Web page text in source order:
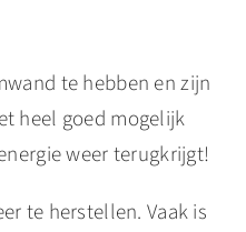
te hebben en zijn
heel goed mogelijk
weer terugkrijgt!
te herstellen. Vaak is